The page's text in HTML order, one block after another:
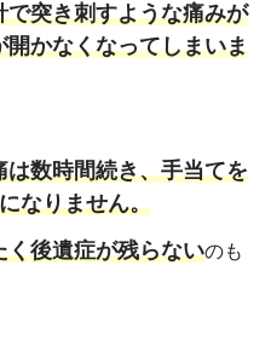
で突き刺すような痛みが
かなくなってしまいま
数時間続き、手当てを
なりません。
後遺症が残らないのも